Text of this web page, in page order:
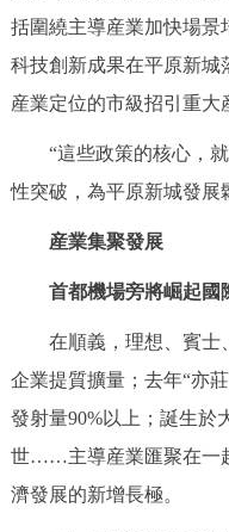
括圍繞主導産業加快場景
科技創新成果在平原新城
産業定位的市級招引重大
“這些政策的核心，就
性突破，為平原新城發展
産業集聚發展
首都機場旁將崛起國
在順義，理想、賓士
企業提質擴量；去年“亦
發射量90%以上；誕生於
世……主導産業匯聚在一
濟發展的新增長極。